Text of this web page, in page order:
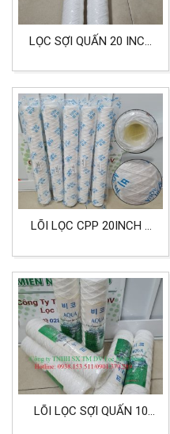
LỌC SỢI QUẤN 20 INCH
NƯỚC, SƠN DẦU CÔNG
NGHIỆP
LÕI LỌC CPP 20INCH 1
POLYPROPYLEN DÙNG
CHO LỌC HÓA CHẤT
LÕI LỌC SỢI QUẤN 10